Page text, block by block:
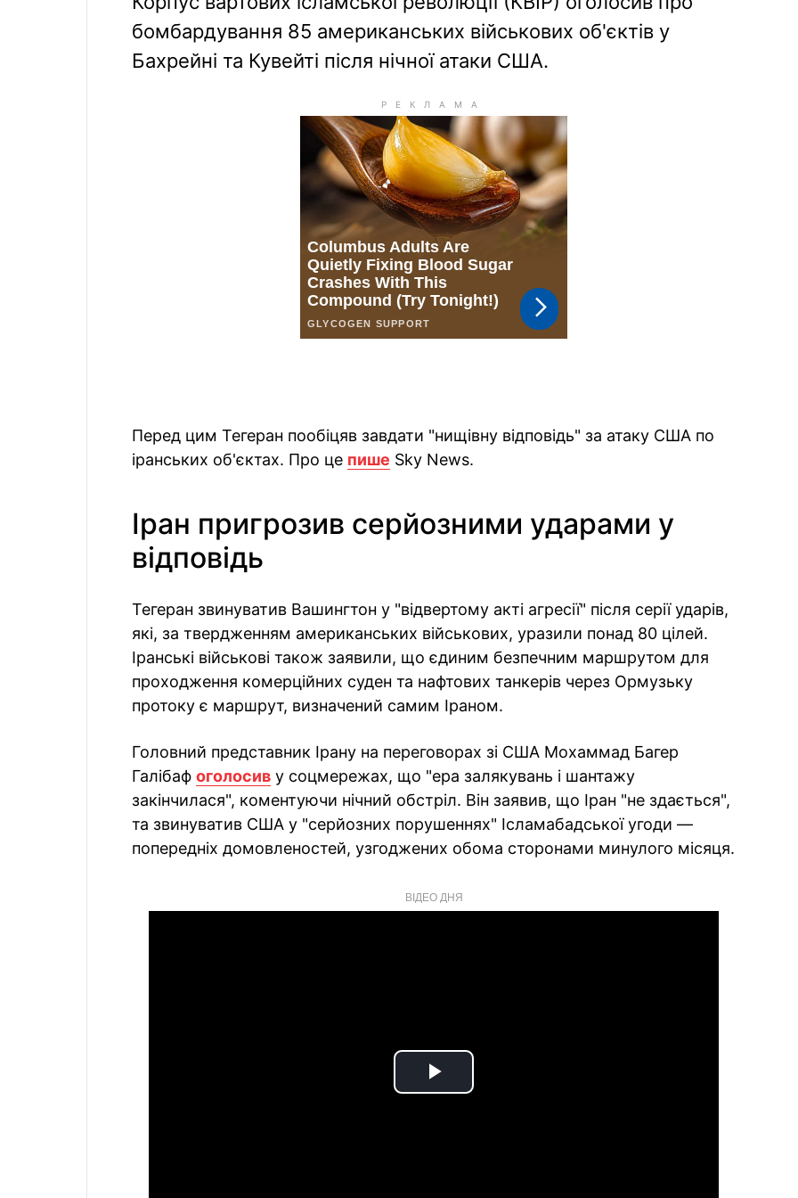
бомбардування 85 американських військових об'єктів у
Бахрейні та Кувейті після нічної атаки США.
Перед цим Тегеран пообіцяв завдати "нищівну відповідь" за атаку США по
іранських об'єктах. Про це пише Sky News.
Іран пригрозив серйозними ударами у
відповідь
Тегеран звинуватив Вашингтон у "відвертому акті агресії" після серії ударів,
які, за твердженням американських військових, уразили понад 80 цілей.
Іранські військові також заявили, що єдиним безпечним маршрутом для
проходження комерційних суден та нафтових танкерів через Ормузьку
протоку є маршрут, визначений самим Іраном.
Головний представник Ірану на переговорах зі США Мохаммад Багер
Галібаф оголосив у соцмережах, що "ера залякувань і шантажу
закінчилася", коментуючи нічний обстріл. Він заявив, що Іран "не здається",
та звинуватив США у "серйозних порушеннях" Ісламабадської угоди —
попередніх домовленостей, узгоджених обома сторонами минулого місяця.
ВІДЕО ДНЯ
Play